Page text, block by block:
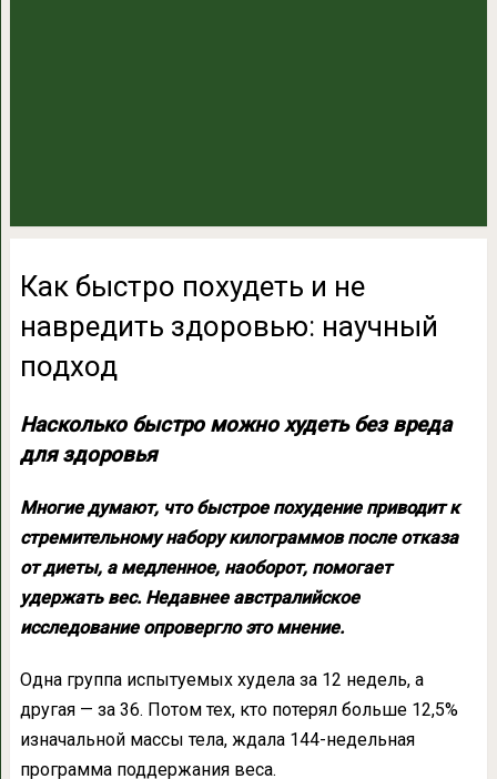
Как быстро похудеть и не
навредить здоровью: научный
подход
Насколько быстро можно худеть без вреда
для здоровья
Многие думают, что быстрое похудение приводит к
стремительному набору килограммов после отказа
от диеты, а медленное, наоборот, помогает
удержать вес. Недавнее австралийское
исследование опровергло это мнение.
Одна группа испытуемых худела за 12 недель, а
другая — за 36. Потом тех, кто потерял больше 12,5%
изначальной массы тела, ждала 144-недельная
программа поддержания веса.